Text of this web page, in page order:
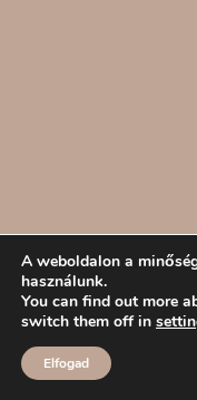
A weboldalon a
használunk.
You can find out more
switch them off in
Elfogad